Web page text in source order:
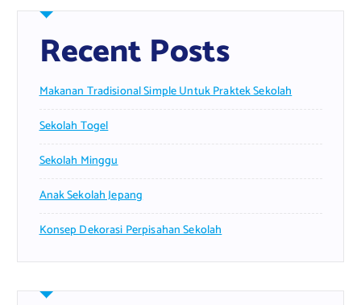
Recent Posts
Makanan Tradisional Simple Untuk Praktek Sekolah
Sekolah Togel
Sekolah Minggu
Anak Sekolah Jepang
Konsep Dekorasi Perpisahan Sekolah